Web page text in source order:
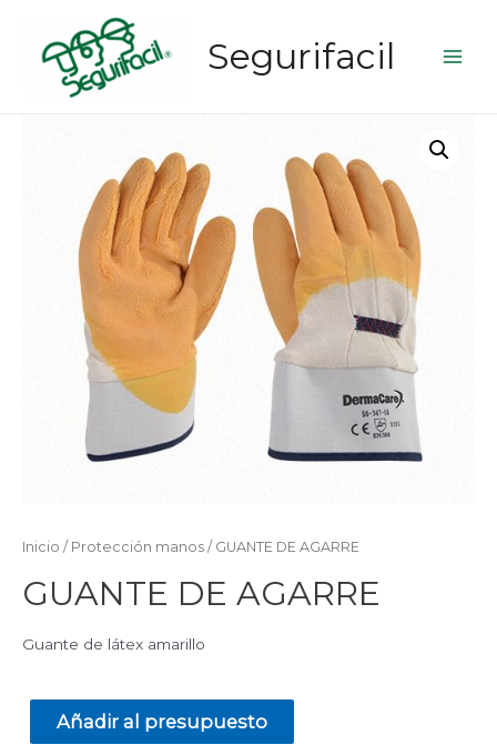
Segurifacil
Inicio / Protección manos / GUANTE DE AGARRE
GUANTE DE AGARRE
Guante de látex amarillo
Añadir al presupuesto